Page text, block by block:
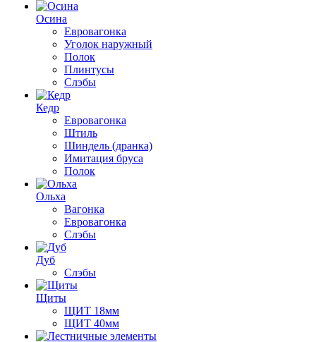
Осина
Евровагонка
Уголок наружный
Полок
Плинтусы
Слэбы
Кедр
Евровагонка
Штиль
Шиндель (дранка)
Имитация бруса
Полок
Ольха
Вагонка
Евровагонка
Слэбы
Дуб
Слэбы
Щиты
ЩИТ 18мм
ЩИТ 40мм